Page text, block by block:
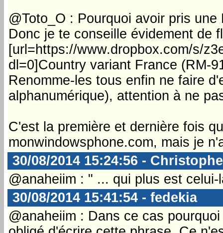
@Toto_O : Pourquoi avoir pris
Donc je te conseille évidement de
[url=https://www.dropbox.com/s/
dl=0]Country variant France (RM-
Renomme-les tous enfin ne faire
alphanumérique), attention à ne
C'est la première et dernière fois
monwindowsphone.com, mais je
30/08/2014 15:24:56 -
@anaheiim : " ... qui plus est
30/08/2014 15:41:54 - fedekia
@anaheiim : Dans ce cas